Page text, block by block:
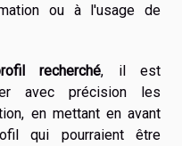
ou à l'usage de
recherché, il est
avec précision les
en mettant en avant
qui pourraient être